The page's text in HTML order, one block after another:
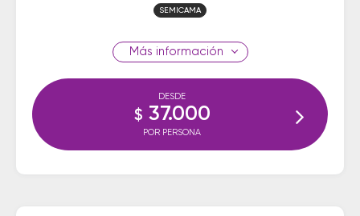
SEMICAMA
información
DESDE
$ 37.000
POR PERSONA